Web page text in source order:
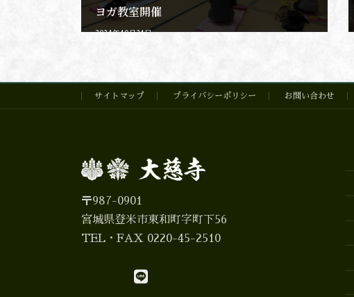
ヨガ教室開催
2024年10月31日
サイトマップ プライバシーポリシー お問い合わせ
〒987-0901
宮城県登米市東和町字町下56
TEL・FAX 0220-45-2510